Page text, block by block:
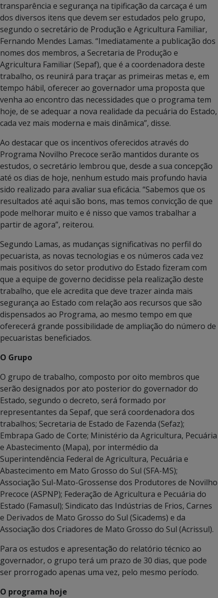
transparência e segurança na tipificação da carcaça é um
dos diversos itens que devem ser estudados pelo grupo,
segundo o secretário de Produção e Agricultura Familiar,
Fernando Mendes Lamas. “Imediatamente a publicação dos
nomes dos membros, a Secretaria de Produção e
Agricultura Familiar (Sepaf), que é a coordenadora deste
trabalho, os reunirá para traçar as primeiras metas e, em
tempo hábil, oferecer ao governador uma proposta que
venha ao encontro das necessidades que o programa tem
hoje, de se adequar a nova realidade da pecuária do Estado,
cada vez mais moderna e mais dinâmica”, disse.
Ao destacar que os incentivos oferecidos através do
Programa Novilho Precoce serão mantidos durante os
estudos, o secretário lembrou que, desde a sua concepção
até os dias de hoje, nenhum estudo mais profundo havia
sido realizado para avaliar sua eficácia. “Sabemos que os
resultados até aqui são bons, mas temos convicção de que
pode melhorar muito e é nisso que vamos trabalhar a
partir de agora”, reiterou.
Segundo Lamas, as mudanças significativas no perfil do
pecuarista, as novas tecnologias e os números cada vez
mais positivos do setor produtivo do Estado fizeram com
que a equipe de governo decidisse pela realização deste
trabalho, que ele acredita que deve trazer ainda mais
segurança ao Estado com relação aos recursos que são
dispensados ao Programa, ao mesmo tempo em que
oferecerá grande possibilidade de ampliação do número de
pecuaristas beneficiados.
O Grupo
O grupo de trabalho, composto por oito membros que
serão designados por ato posterior do governador do
Estado, segundo o decreto, será formado por
representantes da Sepaf, que será coordenadora dos
trabalhos; Secretaria de Estado de Fazenda (Sefaz);
Embrapa Gado de Corte; Ministério da Agricultura, Pecuária
e Abastecimento (Mapa), por intermédio da
Superintendência Federal de Agricultura, Pecuária e
Abastecimento em Mato Grosso do Sul (SFA-MS);
Associação Sul-Mato-Grossense dos Produtores de Novilho
Precoce (ASPNP); Federação de Agricultura e Pecuária do
Estado (Famasul); Sindicato das Indústrias de Frios, Carnes
e Derivados de Mato Grosso do Sul (Sicadems) e da
Associação dos Criadores de Mato Grosso do Sul (Acrissul).
Para os estudos e apresentação do relatório técnico ao
governador, o grupo terá um prazo de 30 dias, que pode
ser prorrogado apenas uma vez, pelo mesmo período.
O programa hoje